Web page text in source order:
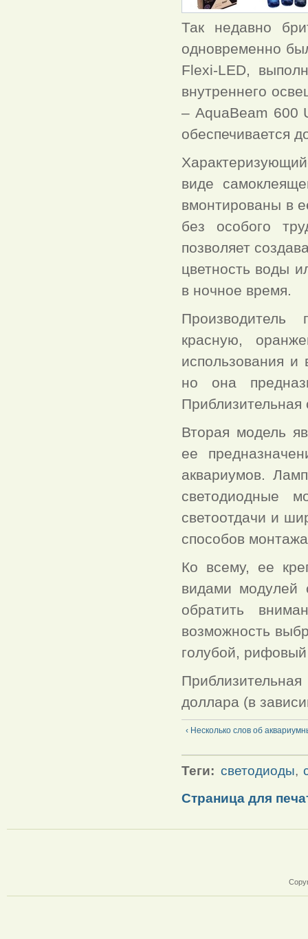
Так недавно
одновременно
Flexi-LED,
внутреннего
– AquaBeam 600
обеспечивается
виде
вмонтированы в
без особого
позволяет
цветность воды
в ночное время.
Производитель
красную,
использования
но она
Вторая модель
ее
аквариумов.
светодиодные
светоотдачи и
способов
Ко всему, ее
видами модулей
обратить
возможность
голубой,
доллара (в
‹ Несколько слов об
Теги: светодиоды,
Страница для